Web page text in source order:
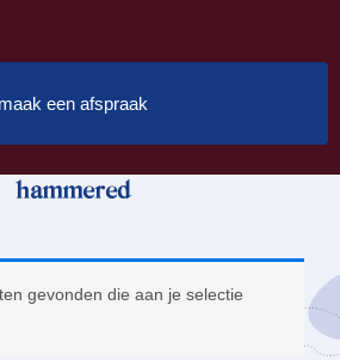
maak een afspraak
hammered
gevonden die aan je selectie